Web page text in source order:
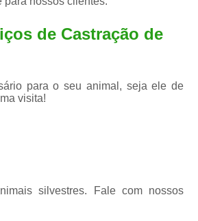
Exame de Ultrassom para
Exame para Animais Santo André
Limpeza de Tártaro em Cachorro
de Castração de
para o seu animal, seja ele de
visita!
silvestres. Fale com nossos